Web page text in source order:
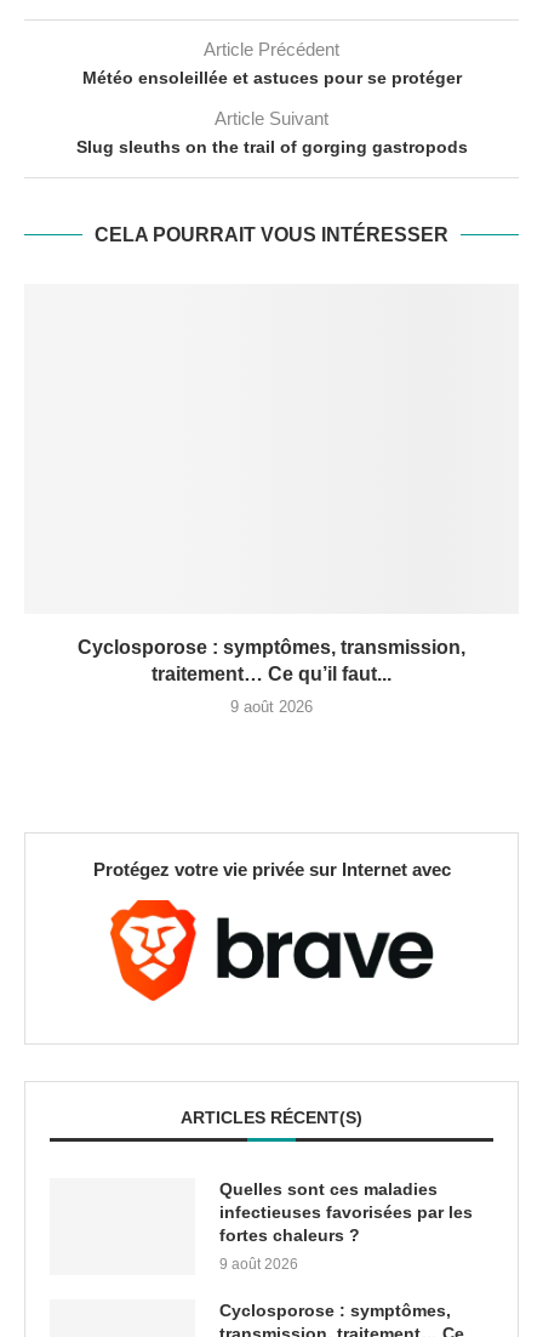
Article Précédent
Météo ensoleillée et astuces pour se protéger
Article Suivant
Slug sleuths on the trail of gorging gastropods
CELA POURRAIT VOUS INTÉRESSER
Cyclosporose : symptômes, transmission,
traitement… Ce qu’il faut...
9 août 2026
Protégez votre vie privée sur Internet avec
ARTICLES RÉCENT(S)
Quelles sont ces maladies
infectieuses favorisées par les
fortes chaleurs ?
9 août 2026
Cyclosporose : symptômes,